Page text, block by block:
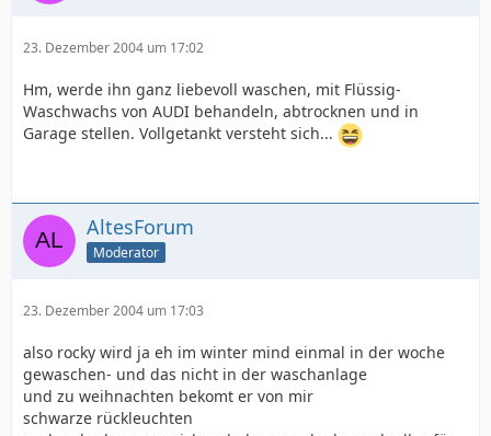
23. Dezember 2004 um 17:02
Hm, werde ihn ganz liebevoll waschen, mit Flüssig-
Waschwachs von AUDI behandeln, abtrocknen und in
Garage stellen. Vollgetankt versteht sich...
AltesForum
Moderator
23. Dezember 2004 um 17:03
also rocky wird ja eh im winter mind einmal in der woche
gewaschen- und das nicht in der waschanlage
und zu weihnachten bekomt er von mir
schwarze rückleuchten